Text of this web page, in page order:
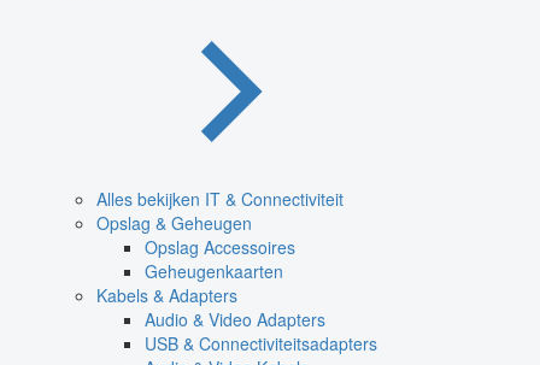
Alles bekijken IT & Connectiviteit
Opslag & Geheugen
Opslag Accessoires
Geheugenkaarten
Kabels & Adapters
Audio & Video Adapters
USB & Connectiviteitsadapters